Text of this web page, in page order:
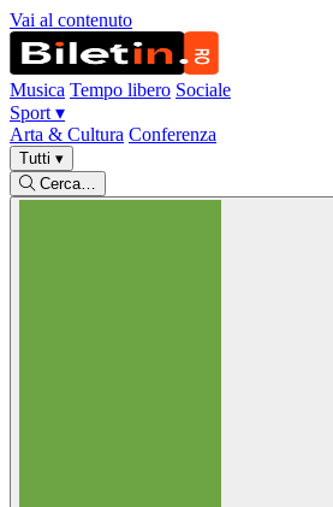
Vai al contenuto
Musica Tempo libero Sociale
Sport ▾
Arta & Cultura Conferenza
Tutti ▾
Cerca…